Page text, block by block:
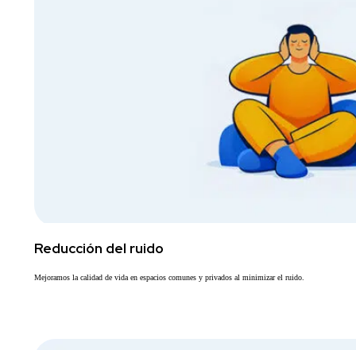
Reducción del ruido
Mejoramos la calidad de vida en espacios comunes y privados al minimizar el ruido.